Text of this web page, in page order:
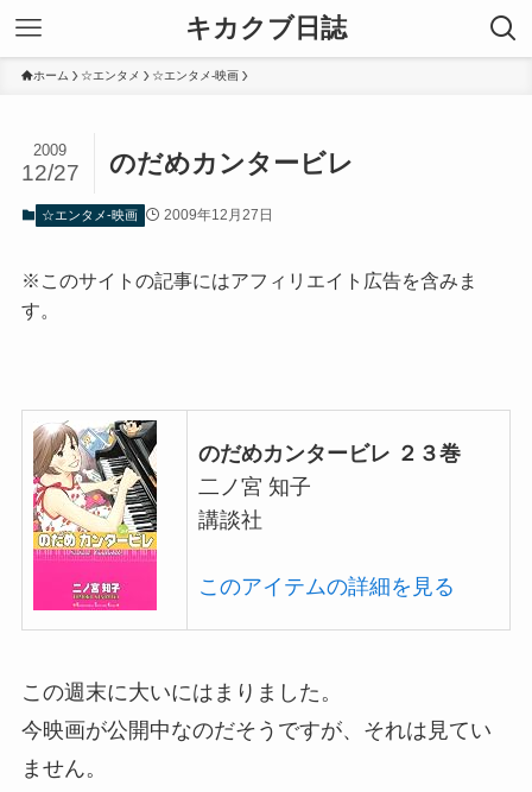
キカクブ日誌
ホーム ☆エンタメ ☆エンタメ-映画
のだめカンタービレ
2009
12/27
☆エンタメ-映画 2009年12月27日
※このサイトの記事にはアフィリエイト広告を含みま
す。
のだめカンタービレ ２３巻
二ノ宮 知子
講談社
このアイテムの詳細を見る
この週末に大いにはまりました。
今映画が公開中なのだそうですが、それは見てい
ません。